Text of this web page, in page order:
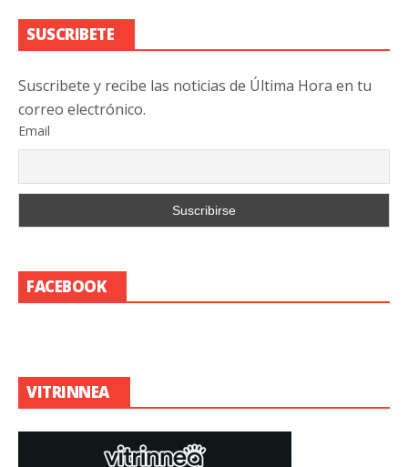
SUSCRIBETE
Suscribete y recibe las noticias de Última Hora en tu
correo electrónico.
Email
FACEBOOK
VITRINNEA